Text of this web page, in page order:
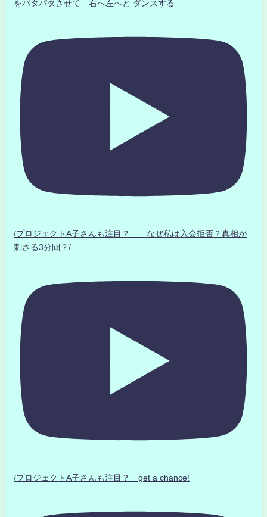
をパタパタさせて 右へ左へと ダンスする
/プロジェクトA子さんも注目？ なぜ私は入会拒否？真相が
刺さる3分間？/
/プロジェクトA子さんも注目？ get a chance!